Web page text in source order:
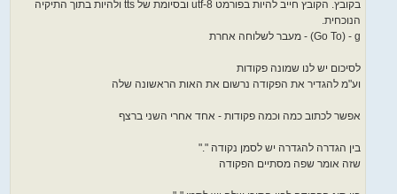
בקובץ. הקובץ חייב להיות בפורמט utf-8 ובסיומת של tts ולהיות בתוך התיקיה
הנוכחית.
Go To) - g) - מעבר לשלוחה אחרת
לסיכום יש לנו שמונה פקודות
וע"מ להגדיר את הפקודה נרשום את האות הראשונה שלה
אפשר לכתוב כמה וכמה פקודות - אחד אחרי השני ברצף
בין הגדרה להגדרה יש לסמן נקודה "."
שזה אומר שפה מסתיים הפקודה